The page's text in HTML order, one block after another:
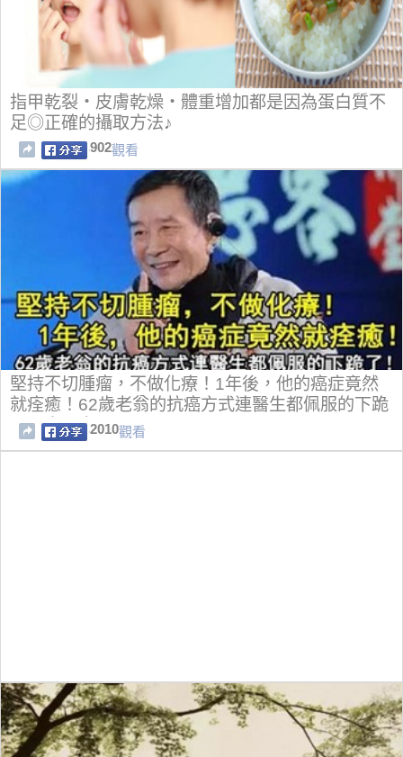
指甲乾裂・皮膚乾燥・體重增加都是因為蛋白質不
足◎正確的攝取方法♪
902觀看
堅持不切腫瘤，不做化療！1年後，他的癌症竟然
就痊癒！62歲老翁的抗癌方式連醫生都佩服的下跪
了！太厲害了！
2010觀看